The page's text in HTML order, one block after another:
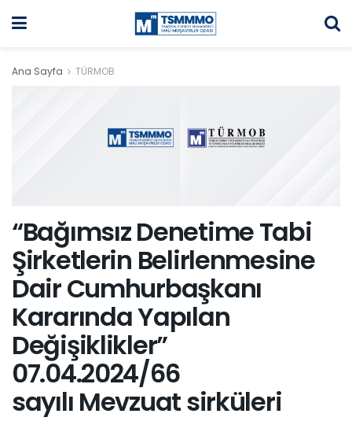
Ana Sayfa TÜRMOB
“Bağımsız Denetime Tabi
Şirketlerin Belirlenmesine
Dair Cumhurbaşkanı
Kararında Yapılan
Değişiklikler”
07.04.2024/66
sayılı Mevzuat sirküleri